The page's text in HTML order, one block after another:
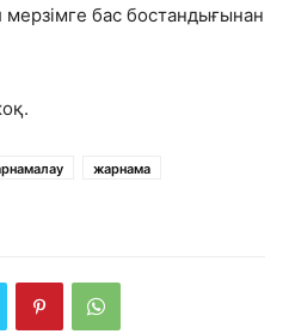
мерзімге бас бостандығынан
жарнама